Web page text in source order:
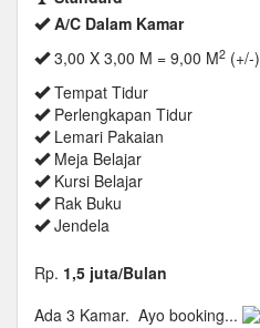
A/C Dalam Kamar
3,00 X 3,00 M = 9,00 M2 (+/-)
Tempat Tidur
Perlengkapan Tidur
Lemari Pakaian
Meja Belajar
Kursi Belajar
Rak Buku
Jendela
Rp. 1,5 juta/Bulan
Ada 3 Kamar. Ayo booking...